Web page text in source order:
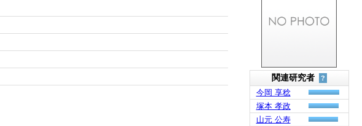
関連研究者 ?
今岡 享稔
塚本 孝政
山元 公寿